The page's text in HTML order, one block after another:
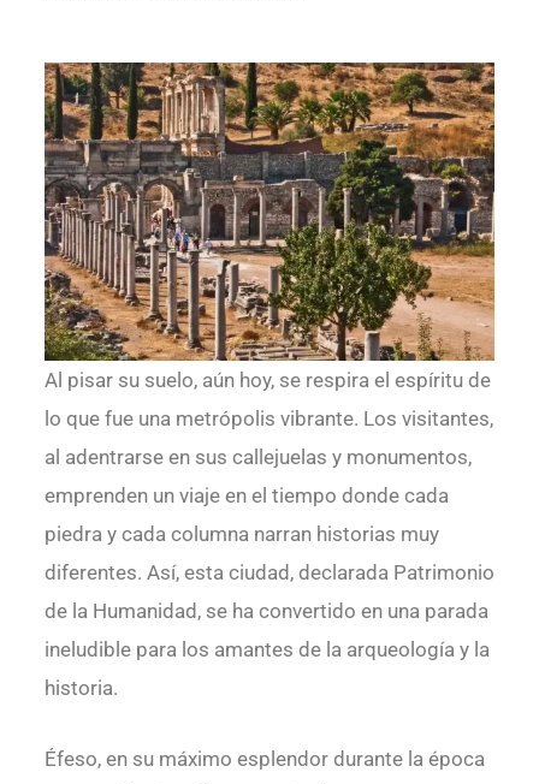
Al pisar su suelo, aún hoy, se respira el espíritu de
lo que fue una metrópolis vibrante. Los visitantes,
al adentrarse en sus callejuelas y monumentos,
emprenden un viaje en el tiempo donde cada
piedra y cada columna narran historias muy
diferentes. Así, esta ciudad, declarada Patrimonio
de la Humanidad, se ha convertido en una parada
ineludible para los amantes de la arqueología y la
historia.
Éfeso, en su máximo esplendor durante la época